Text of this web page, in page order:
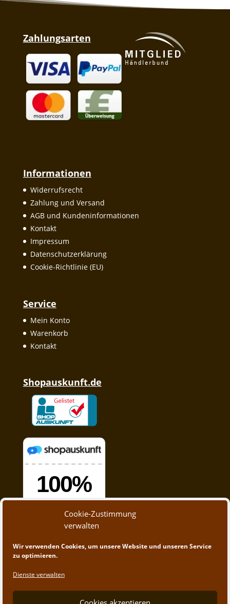
Cookie-Zustimmung
verwalten
Wir verwenden Cookies, um unsere Website und unseren Service
zu optimieren.
Dienste verwalten
Zahlungsarten
Informationen
Widerrufsrecht
Zahlung und Versand
AGB und Kundeninformationen
Kontakt
Impressum
Datenschutzerklärung
Cookie-Richtlinie (EU)
Service
Mein Konto
Warenkorb
Kontakt
Shopauskunft.de